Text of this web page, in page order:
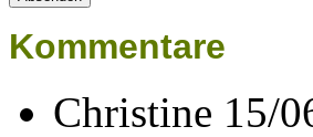
Kommentare
Christine 15/